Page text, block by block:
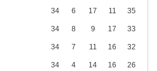
34 6 17 11 35
34 8 9 17 33
34 7 11 16 32
34 4 14 16 26